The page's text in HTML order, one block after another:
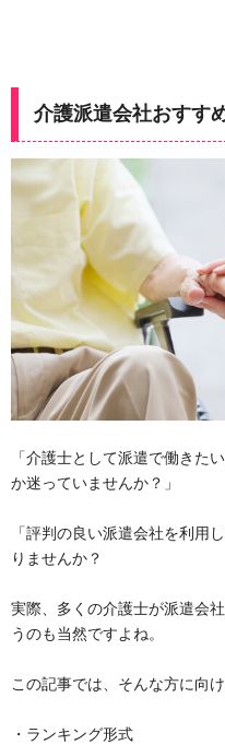
介護派遣会社おすす
「介護士として派遣で働きた
か迷っていませんか？」
「評判の良い派遣会社を利用
りませんか？
実際、多くの介護士が派遣会
うのも当然ですよね。
この記事では、そんな方に向
・ランキング形式